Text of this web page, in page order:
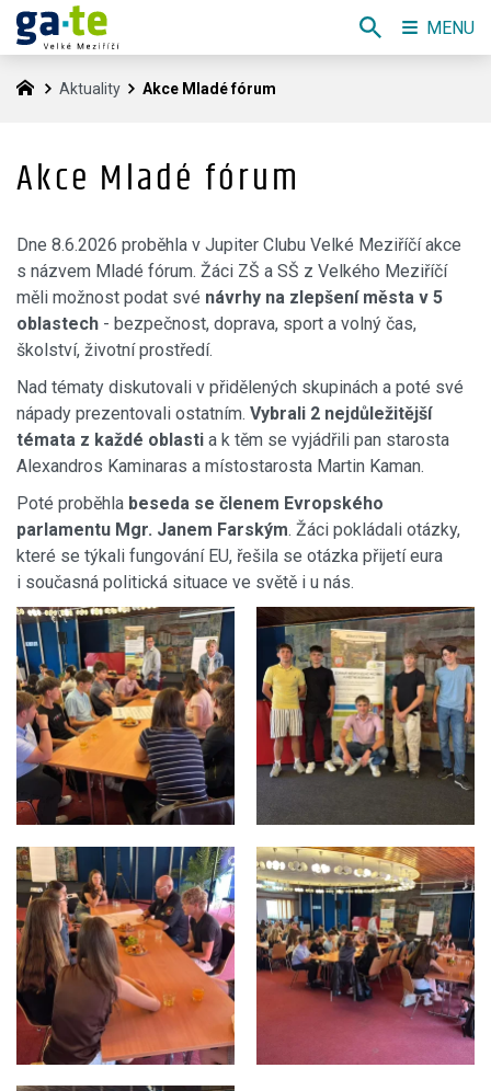
Aktuality Akce Mladé fórum
Akce Mladé fórum
Dne 8.6.2026 proběhla v Jupiter Clubu Velké Meziříčí akce
s názvem Mladé fórum. Žáci ZŠ a SŠ z Velkého Meziříčí
měli možnost podat své návrhy na zlepšení města v 5
oblastech - bezpečnost, doprava, sport a volný čas,
školství, životní prostředí.
Nad tématy diskutovali v přidělených skupinách a poté své
nápady prezentovali ostatním. Vybrali 2 nejdůležitější
témata z každé oblasti a k těm se vyjádřili pan starosta
Alexandros Kaminaras a místostarosta Martin Kaman.
Poté proběhla beseda se členem Evropského
parlamentu Mgr. Janem Farským. Žáci pokládali otázky,
které se týkali fungování EU, řešila se otázka přijetí eura
i současná politická situace ve světě i u nás.
MENU